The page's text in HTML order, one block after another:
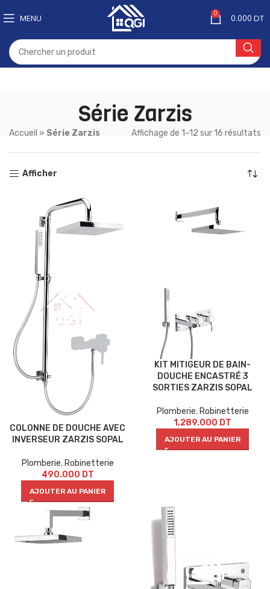
MENU 0 0.000 DT
Série Zarzis
Accueil » Série Zarzis Affichage de 1–12 sur 16 résultats
Afficher
COLONNE DE DOUCHE AVEC
INVERSEUR ZARZIS SOPAL
Plomberie, Robinetterie
490.000 DT
AJOUTER AU PANIER
KIT MITIGEUR DE BAIN-
DOUCHE ENCASTRÉ 3
SORTIES ZARZIS SOPAL
Plomberie, Robinetterie
1,289.000 DT
AJOUTER AU PANIER